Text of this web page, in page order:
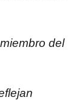
del